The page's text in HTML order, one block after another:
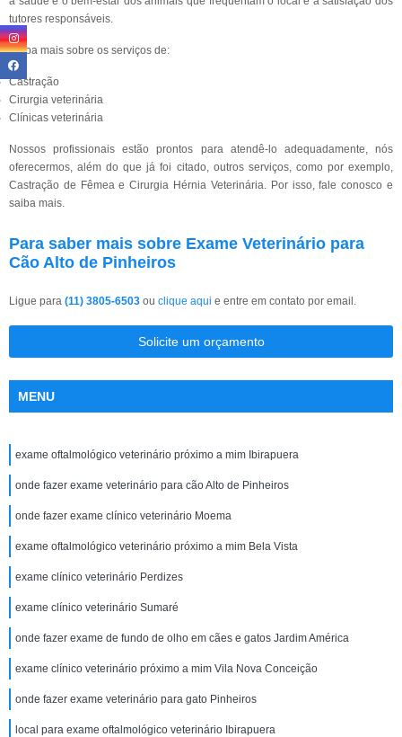
tutores responsáveis.
Saiba mais sobre os serviços de:
Castração
Cirurgia veterinária
Clínicas veterinária
Nossos profissionais estão prontos para atendê-lo adequadamente, nós
oferecermos, além do que já foi citado, outros serviços, como por exemplo,
Castração de Fêmea e Cirurgia Hérnia Veterinária. Por isso, fale conosco e
saiba mais.
Para saber mais sobre Exame Veterinário para
Cão Alto de Pinheiros
Ligue para (11) 3805-6503 ou clique aqui e entre em contato por email.
Solicite um orçamento
MENU
exame oftalmológico veterinário próximo a mim Ibirapuera
onde fazer exame veterinário para cão Alto de Pinheiros
onde fazer exame clínico veterinário Moema
exame oftalmológico veterinário próximo a mim Bela Vista
exame clínico veterinário Perdizes
exame clínico veterinário Sumaré
onde fazer exame de fundo de olho em cães e gatos Jardim América
exame clínico veterinário próximo a mim Vila Nova Conceição
onde fazer exame veterinário para gato Pinheiros
local para exame oftalmológico veterinário Ibirapuera